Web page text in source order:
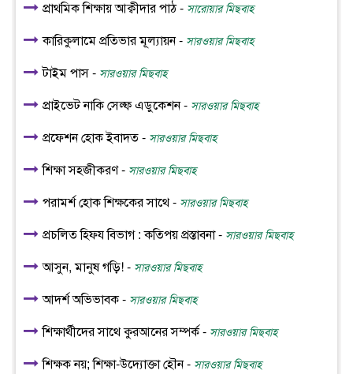
প্রাথমিক শিক্ষায় আক্বীদার পাঠ - সারোয়ার মিছবাহ
কারিকুলামে প্রতিভার মূল্যায়ন - সারওয়ার মিছবাহ
টাইম পাস - সারওয়ার মিছবাহ
প্রাইভেট নাকি সেল্ফ এডুকেশন - সারওয়ার মিছবাহ
প্রফেশন হোক ইবাদত - সারওয়ার মিছবাহ
শিক্ষা সহজীকরণ - সারওয়ার মিছবাহ
পরামর্শ হোক শিক্ষকের সাথে - সারওয়ার মিছবাহ
প্রচলিত হিফয বিভাগ : কতিপয় প্রস্তাবনা - সারওয়ার মিছবাহ
আসুন, মানুষ গড়ি! - সারওয়ার মিছবাহ
আদর্শ অভিভাবক - সারওয়ার মিছবাহ
শিক্ষার্থীদের সাথে কুরআনের সম্পর্ক - সারওয়ার মিছবাহ
শিক্ষক নয়; শিক্ষা-উদ্যোক্তা হৌন - সারওয়ার মিছবাহ